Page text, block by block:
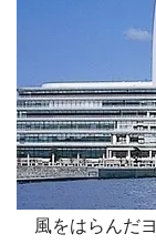
風をはらんだ